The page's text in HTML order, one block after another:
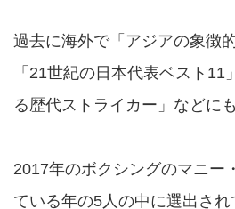
過去に海外で「アジアの象徴
「21世紀の日本代表ベスト
る歴代ストライカー」などに
2017年のボクシングのマニー
ている年の5人の中に選出さ